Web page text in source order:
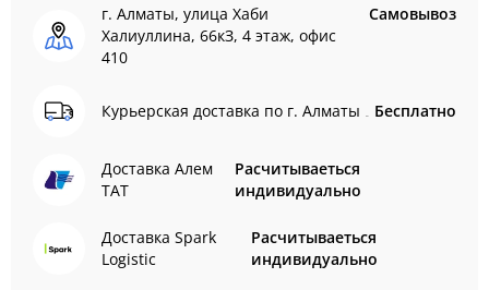
г. Алматы, улица Хаби
Халиуллина, 66кЗ, 4 этаж, офис
410
Самовывоз
Курьерская доставка по г. Алматы Бесплатно
Доставка Алем
ТАТ
Расчитываеться
индивидуально
Доставка Spark
Logistic
Расчитываеться
индивидуально